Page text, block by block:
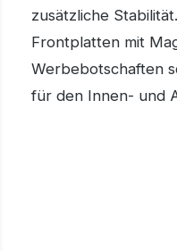
zusätzliche
Frontplatten mit
Werbebotschaften
für den Innen- und